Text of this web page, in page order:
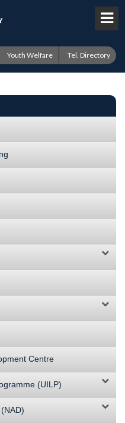
Youth Welfare Tel. Directory
Centre
(UILP)